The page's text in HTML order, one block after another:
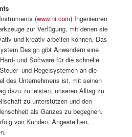
(www.ni.com) Ingenieuren
zur Verfügung, mit denen sie
und kreativ arbeiten können. Das
Design gibt Anwendern eine
und Software für die schnelle
und Regelsystemen an die
des Unternehmens ist, mit seinen
dazu zu leisten, unseren Alltag zu
zu unterstützen und den
als Ganzes zu begegnen.
von Kunden, Angestellten,